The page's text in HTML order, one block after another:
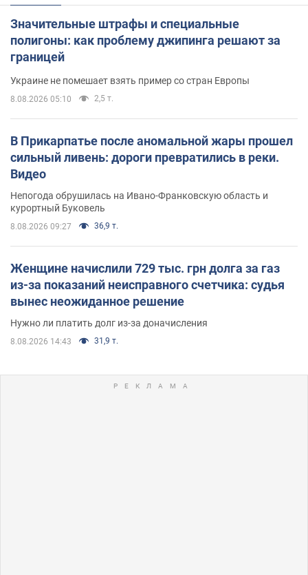
Значительные штрафы и специальные
полигоны: как проблему джипинга решают за
границей
Украине не помешает взять пример со стран Европы
8.08.2026 05:10 2,5 т.
В Прикарпатье после аномальной жары прошел
сильный ливень: дороги превратились в реки.
Видео
Непогода обрушилась на Ивано-Франковскую область и
курортный Буковель
8.08.2026 09:27 36,9 т.
Женщине начислили 729 тыс. грн долга за газ
из-за показаний неисправного счетчика: судья
вынес неожиданное решение
Нужно ли платить долг из-за доначисления
8.08.2026 14:43 31,9 т.